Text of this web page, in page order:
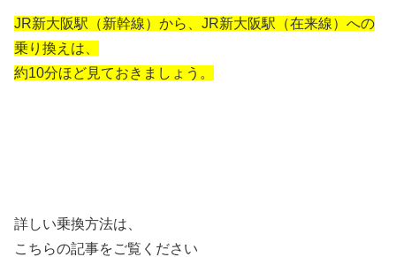
JR新大阪駅（新幹線）から、JR新大阪駅（在来線）への
乗り換えは、
約10分ほど見ておきましょう。
詳しい乗換方法は、
こちらの記事をご覧ください